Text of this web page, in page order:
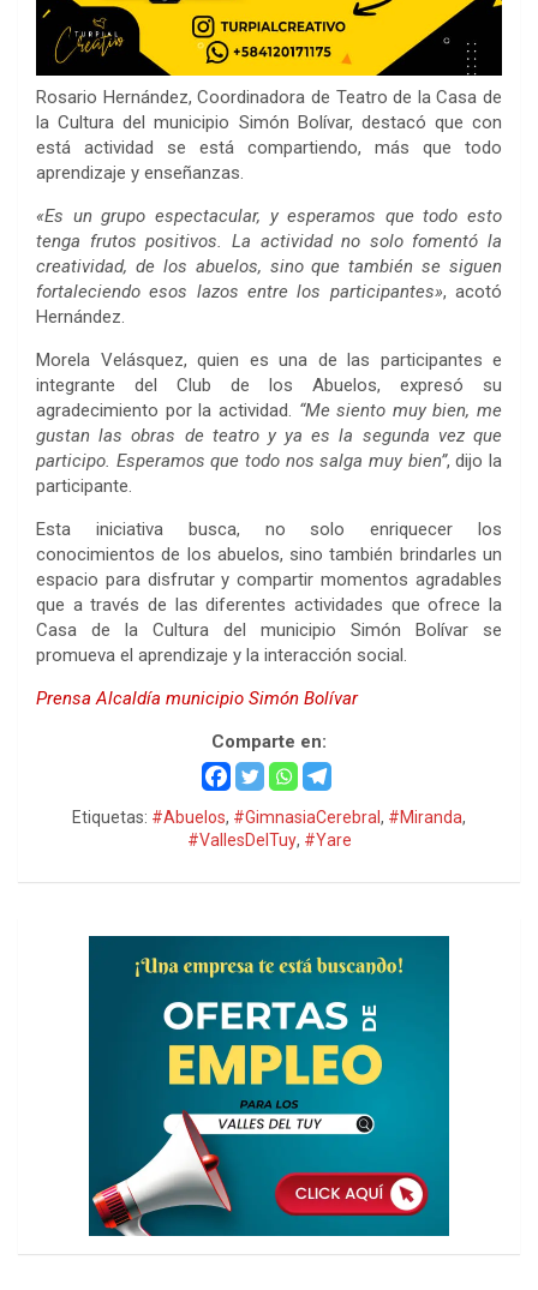
Rosario Hernández, Coordinadora de Teatro de la Casa de
la Cultura del municipio Simón Bolívar, destacó que con
está actividad se está compartiendo, más que todo
aprendizaje y enseñanzas.
«Es un grupo espectacular, y esperamos que todo esto
tenga frutos positivos. La actividad no solo fomentó la
creatividad, de los abuelos, sino que también se siguen
fortaleciendo esos lazos entre los participantes», acotó
Hernández.
Morela Velásquez, quien es una de las participantes e
integrante del Club de los Abuelos, expresó su
agradecimiento por la actividad. “Me siento muy bien, me
gustan las obras de teatro y ya es la segunda vez que
participo. Esperamos que todo nos salga muy bien”, dijo la
participante.
Esta iniciativa busca, no solo enriquecer los
conocimientos de los abuelos, sino también brindarles un
espacio para disfrutar y compartir momentos agradables
que a través de las diferentes actividades que ofrece la
Casa de la Cultura del municipio Simón Bolívar se
promueva el aprendizaje y la interacción social.
Prensa Alcaldía municipio Simón Bolívar
Comparte en:
Etiquetas: #Abuelos, #GimnasiaCerebral , #Miranda,
#VallesDelTuy, #Yare